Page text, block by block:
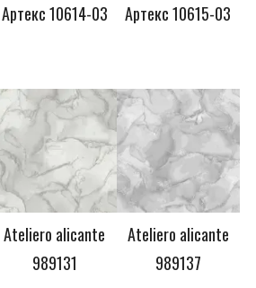
Артекс 10614-03 Артекс 10615-03
Ateliero alicante
989131
Ateliero alicante
989137